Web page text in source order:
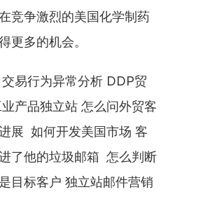
竞争激烈的美国化学制药
更多的机会。
易行为异常分析 DDP贸
产品独立站 怎么问外贸客
展  如何开发美国市场 客
了他的垃圾邮箱  怎么判断
目标客户 独立站邮件营销